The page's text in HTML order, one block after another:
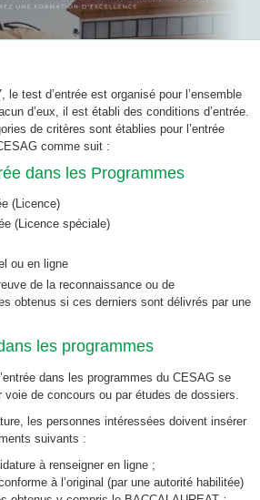
le test d’entrée est organisé pour l’ensemble
d’eux, il est établi des conditions d’entrée.
de critères sont établies pour l’entrée
comme suit :
dans les Programmes
(Licence)
(Licence spéciale)
ou en ligne
de la reconnaissance ou de
obtenus si ces derniers sont délivrés par une
les programmes
dans les programmes du CESAG se
de concours ou par études de dossiers.
les personnes intéressées doivent insérer
suivants :
à renseigner en ligne ;
à l’original (par une autorité habilitée)